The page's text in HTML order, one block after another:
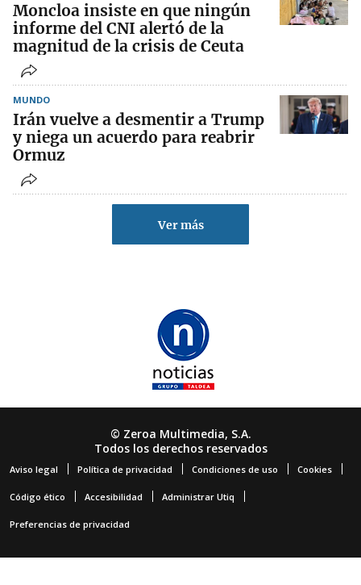
Moncloa insiste en que ningún
informe del CNI alertó de la
magnitud de la crisis de Ceuta
MUNDO
Irán vuelve a desmentir a Trump
y niega un acuerdo para reabrir
Ormuz
Ver más
© Zeroa Multimedia, S.A.
Todos los derechos reservados
Aviso legal Política de privacidad Condiciones de uso Cookies
Código ético Accesibilidad Administrar Utiq
Preferencias de privacidad